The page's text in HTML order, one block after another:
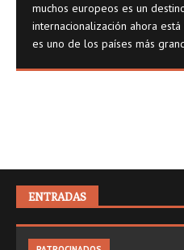
muchos europeos es un
internacionalización ahora
es uno de los países más
ENTRADAS